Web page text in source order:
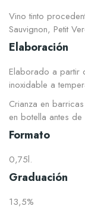
Vino tinto
Sauvignon, Petit
Elaboración
Elaborado a partir
inoxidable a
Crianza en
en botella antes
Formato
0,75l.
Graduación
13,5%